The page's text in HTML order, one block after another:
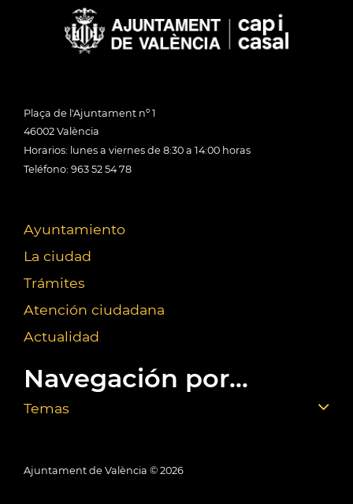
Plaça de l'Ajuntament nº 1
46002 València
Horarios: lunes a viernes de 8:30 a 14:00 horas
Teléfono: 963 52 54 78
Ayuntamiento
La ciudad
Trámites
Atención ciudadana
Actualidad
Navegación por...
Temas
Ajuntament de València © 2026